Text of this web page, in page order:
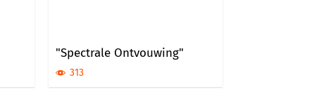
"Spectrale Ontvouwing"
313